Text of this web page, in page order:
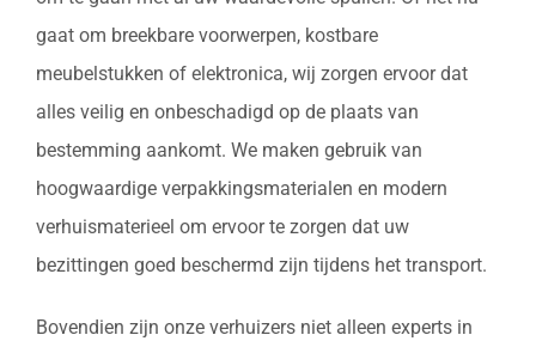
gaat om breekbare voorwerpen, kostbare
meubelstukken of elektronica, wij zorgen ervoor dat
alles veilig en onbeschadigd op de plaats van
bestemming aankomt. We maken gebruik van
hoogwaardige verpakkingsmaterialen en modern
verhuismaterieel om ervoor te zorgen dat uw
bezittingen goed beschermd zijn tijdens het transport.
Bovendien zijn onze verhuizers niet alleen experts in